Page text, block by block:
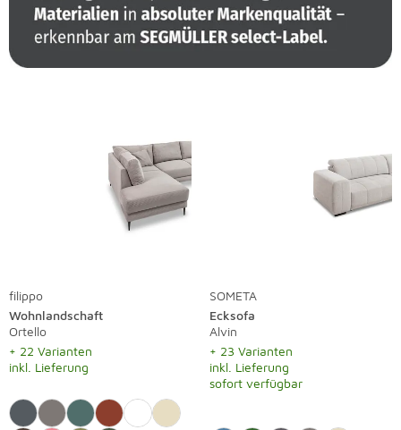
filippo
Wohnlandschaft
Ortello
+ 22 Varianten
inkl. Lieferung
SOMETA
Ecksofa
Alvin
+ 23 Varianten
inkl. Lieferung
sofort verfügbar